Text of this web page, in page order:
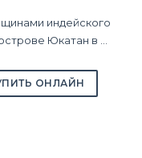
индейского
Юкатан в ...
ОНЛАЙН